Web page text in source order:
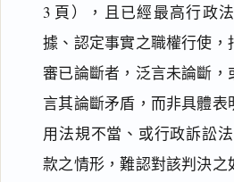
3 頁），且已經最高行政
據、認定事實之職權行使
審已論斷者，泛言未論斷
言其論斷矛盾，而非具體
用法規不當、或行政訴訟
款之情形，難認對該判決